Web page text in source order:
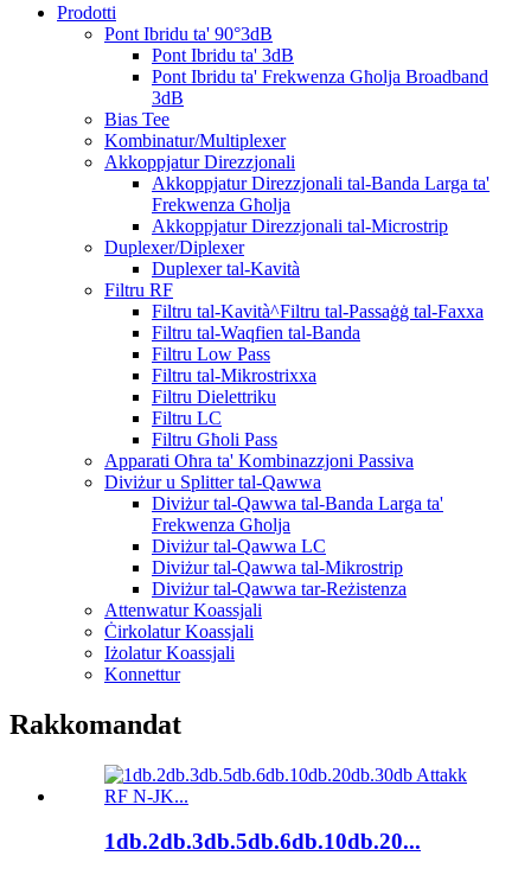
Prodotti
Pont Ibridu ta' 90°3dB
Pont Ibridu ta' 3dB
Pont Ibridu ta' Frekwenza Għolja Broadband
3dB
Bias Tee
Kombinatur/Multiplexer
Akkoppjatur Direzzjonali
Akkoppjatur Direzzjonali tal-Banda Larga ta'
Frekwenza Għolja
Akkoppjatur Direzzjonali tal-Microstrip
Duplexer/Diplexer
Duplexer tal-Kavità
Filtru RF
Filtru tal-Kavità^Filtru tal-Passaġġ tal-Faxxa
Filtru tal-Waqfien tal-Banda
Filtru Low Pass
Filtru tal-Mikrostrixxa
Filtru Dielettriku
Filtru LC
Filtru Għoli Pass
Apparati Oħra ta' Kombinazzjoni Passiva
Diviżur u Splitter tal-Qawwa
Diviżur tal-Qawwa tal-Banda Larga ta'
Frekwenza Għolja
Diviżur tal-Qawwa LC
Diviżur tal-Qawwa tal-Mikrostrip
Diviżur tal-Qawwa tar-Reżistenza
Attenwatur Koassjali
Ċirkolatur Koassjali
Iżolatur Koassjali
Konnettur
Rakkomandat
1db.2db.3db.5db.6db.10db.20...